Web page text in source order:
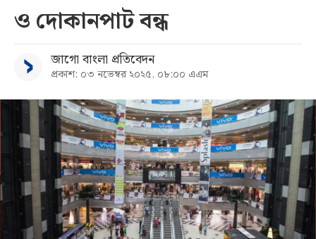
বিভাগ
আর্কাইভ
কনভার্টার
ও দোকানপাট বন্ধ
জাগো বাংলা প্রতিবেদন
প্রকাশ: ০৩ নভেম্বর ২০২৫, ০৮:০০ এএম